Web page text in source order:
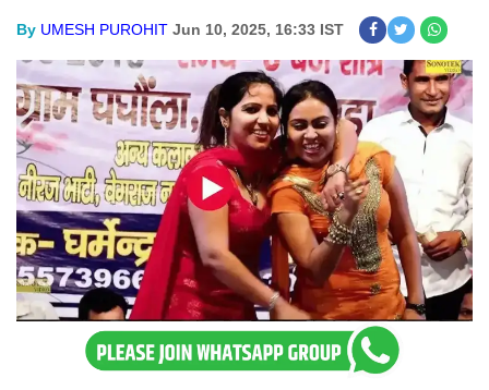
By UMESH PUROHIT Jun 10, 2025, 16:33 IST